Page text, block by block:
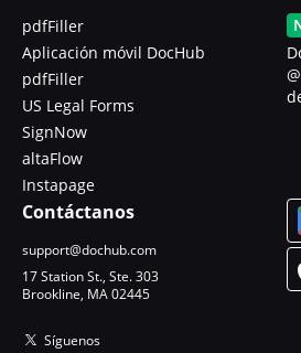
pdfFiller
Aplicación móvil DocHub
pdfFiller
US Legal Forms
SignNow
altaFlow
Instapage
Contáctanos
support@dochub.com
17 Station St., Ste. 303
Brookline, MA 02445
Síguenos